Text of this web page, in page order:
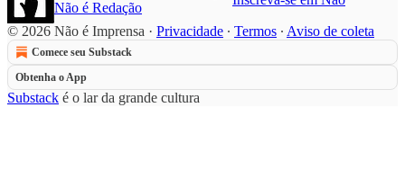
Não é Redação
© 2026 Não é Imprensa · Privacidade ∙ Termos ∙ Aviso de coleta
Comece seu Substack
Obtenha o App
Substack é o lar da grande cultura